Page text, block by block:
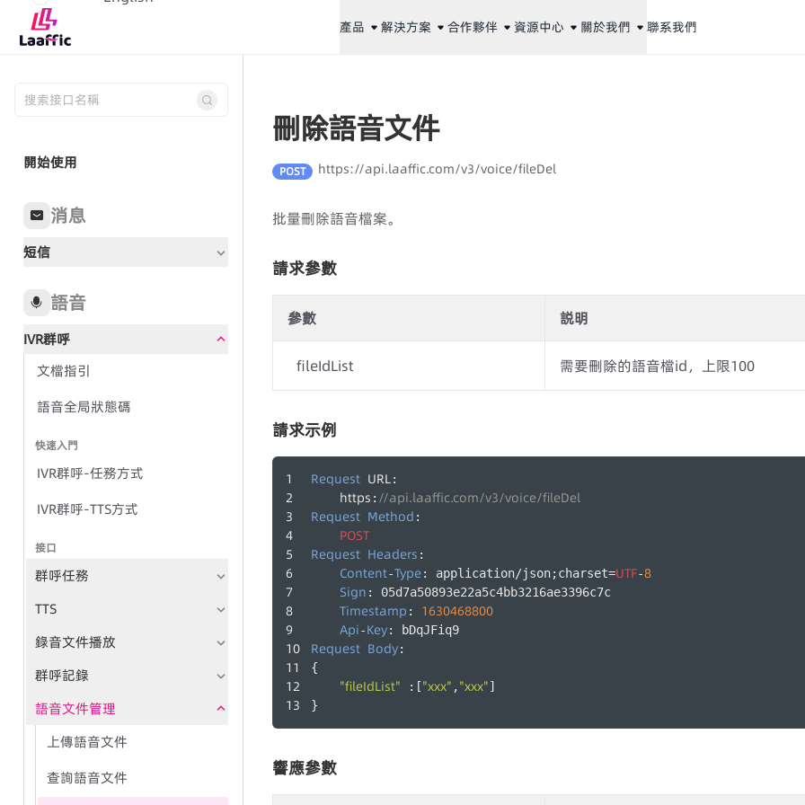
產品 解決方案 合作夥伴 資源中心 關於我們 聯系我們
開始使用
消息
短信
語音
IVR群呼
文檔指引
語音全局狀態碼
快速入門
IVR群呼-任務方式
IVR群呼-TTS方式
接口
群呼任務
TTS
錄音文件播放
群呼記錄
語音文件管理
上傳語音文件
查詢語音文件
刪除語音文件
POST https://api.laaffic.com/v3/voice/fileDel
批量刪除語音檔案。
請求參數
參數 説明
fileIdList 需要刪除的語音檔id，上限100
請求示例
Request URL:
https : //api.laaffic.com/v3/voice/fileDel
Request Method :
POST
Request Headers :
Content-Type: application/json;charset=UTF-8
Sign : 05d7a50893e22a5c4bb3216ae3396c7c
Timestamp : 1630468800
Api-Key: bDqJFiq9
Request Body:
{
"fileIdList" :["xxx" ,"xxx"]
}
響應參數